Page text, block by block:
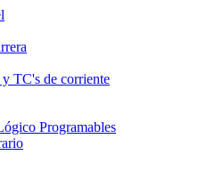
TC's de corriente
Programables